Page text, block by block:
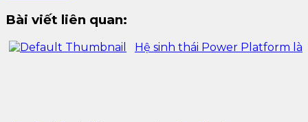
Bài viết liên quan:
Hệ sinh thái Power Platform là